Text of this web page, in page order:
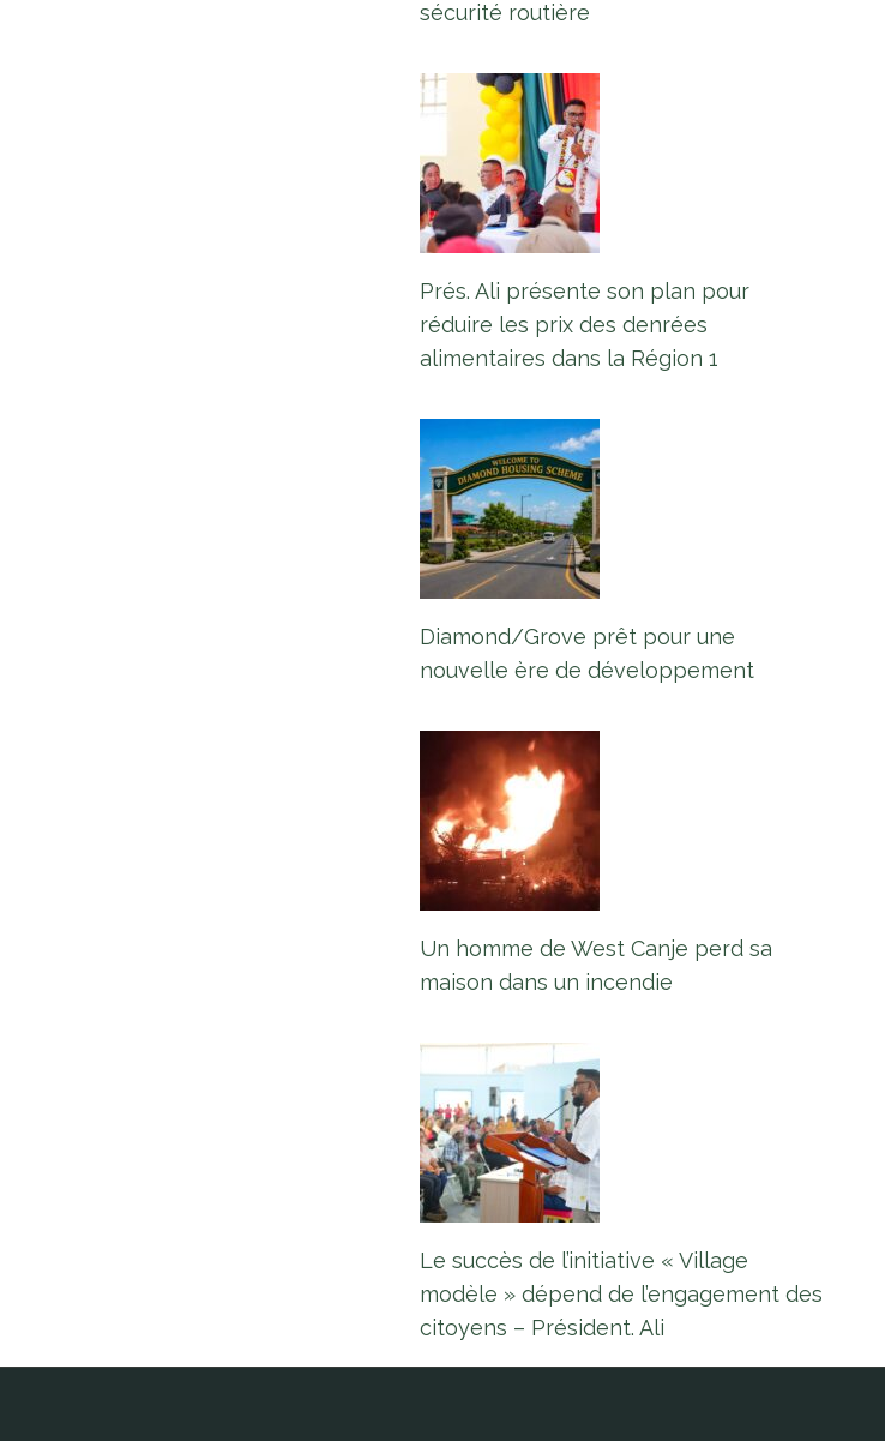
sécurité routière
Prés. Ali présente son plan pour
réduire les prix des denrées
alimentaires dans la Région 1
Diamond/Grove prêt pour une
nouvelle ère de développement
Un homme de West Canje perd sa
maison dans un incendie
Le succès de l’initiative « Village
modèle » dépend de l’engagement des
citoyens – Président. Ali